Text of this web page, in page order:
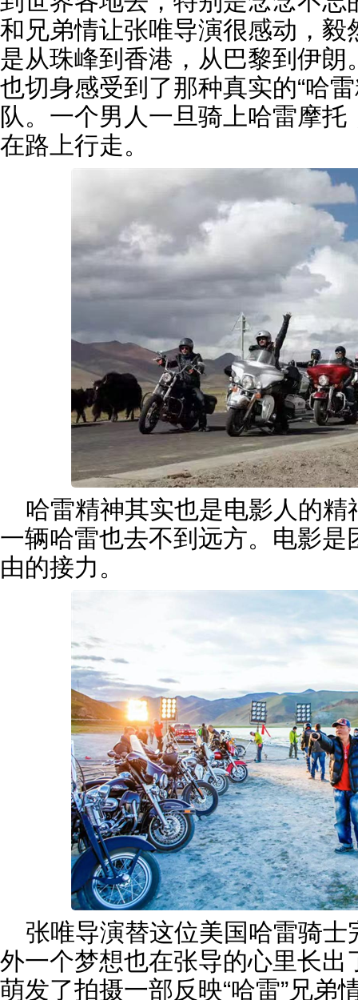
和兄弟情让张唯导演很感动，毅
是从珠峰到香港，从巴黎到伊
也切身感受到了那种真实的“哈
队。一个男人一旦骑上哈雷摩
在路上行走。
哈雷精神其实也是电影人的
一辆哈雷也去不到远方。电影
由的接力。
张唯导演替这位美国哈雷骑
外一个梦想也在张导的心里长
萌发了拍摄一部反映“哈雷”兄弟